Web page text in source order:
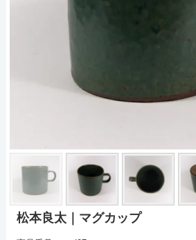
松本良太｜マグカップ